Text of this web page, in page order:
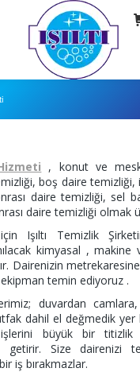
, konut ve
boş daire temizliği,
daire temizliği, sel
daire temizliği olmak
Işıltı Temizlik
kimyasal , makine
Dairenizin
temin ediyoruz .
duvardan
dahil el değmedik yer
büyük bir
getirir. Size dairenizi
iş bırakmazlar.